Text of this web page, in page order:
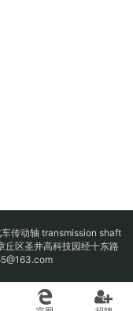
传动轴 transmission shaft
丘区圣井高科技园经十东路